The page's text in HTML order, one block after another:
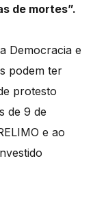
de mortes”.
Democracia e
podem ter
protesto
de 9 de
e ao